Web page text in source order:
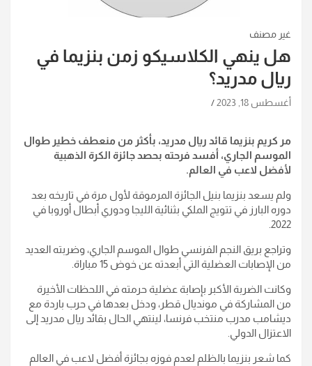
غير مصنف
هل ينهي الكلاسيكو زمن بنزيما في
ريال مدريد؟
أغسطس 18, 2023
مر كريم بنزيما قائد ريال مدريد، بأكثر من منعطف خطير طوال
الموسم الجاري، أفسد فرحته بحصد جائزة الكرة الذهبية
لأفضل لاعب في العالم.
ولم يسعد بنزيما بنيل الجائزة المرموقة لأول مرة في تاريخه بعد
دوره البارز في تتويج الملكي بثنائية الليجا ودوري أبطال أوروبا في
2022.
وتراجع بريق النجم الفرنسي طوال الموسم الجاري، وضربته العديد
من الإصابات العضلية التي أبعدته عن خوض 15 مباراة.
وكانت الضربة الأكبر بإصابة عضلية حرمته في اللحظات الأخيرة
من المشاركة في مونديال قطر، ودخل بعدها في حرب باردة مع
ديشامب مدرب منتخب فرنسا، لينتهي الحال بقائد ريال مدريد إلى
الاعتزال الدولي.
كما شعر بنزيما بالظلم لعدم فوزه بجائزة أفضل لاعب في العالم